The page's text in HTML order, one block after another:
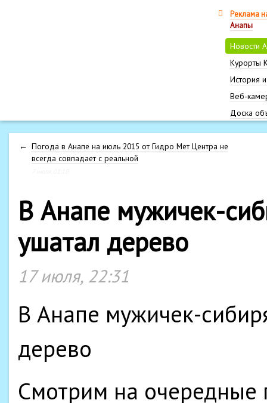
Реклама
Анапы
Новости
Курорты
История
Веб-
Доска
← Погода в Анапе на июль 2015 от Гидро Мет Центра не
всегда совпадает с реальной
В Анапе мужичек-
ушатал дерево
17 июля, 22:31
В Анапе мужичек-
дерево
Смотрим на очередные